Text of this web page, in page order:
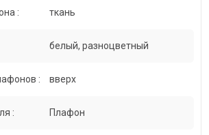
: ткань
белый, разноцветный
: вверх
: Плафон